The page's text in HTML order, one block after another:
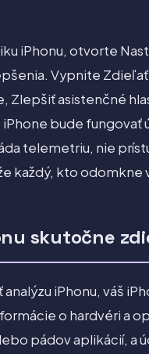
iPhonu, otvorte
Vypnite
Zlepšiť asistenčné
iPhone bude
telemetriu, nie
každý, kto odomkne
skutočne
iPhonu, váš
o hardvéri a
pádov aplikácií, a